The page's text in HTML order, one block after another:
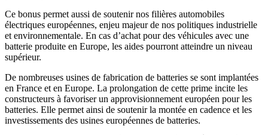
Ce bonus permet aussi de soutenir nos filières automobiles
électriques européennes, enjeu majeur de nos politiques industrielle
et environnementale. En cas d’achat pour des véhicules avec une
batterie produite en Europe, les aides pourront atteindre un niveau
supérieur.
De nombreuses usines de fabrication de batteries se sont implantées
en France et en Europe. La prolongation de cette prime incite les
constructeurs à favoriser un approvisionnement européen pour les
batteries. Elle permet ainsi de soutenir la montée en cadence et les
investissements des usines européennes de batteries.